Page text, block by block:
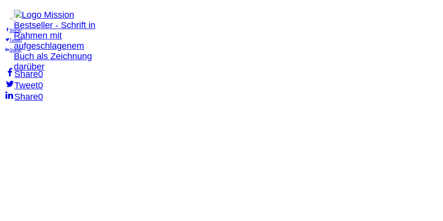
Share0
Tweet0
Share0
Share0
Tweet0
Share0